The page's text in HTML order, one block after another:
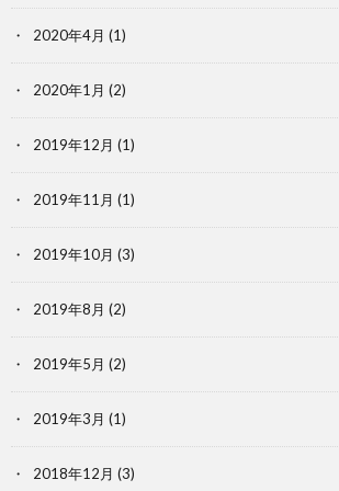
2020年4月 (1)
2020年1月 (2)
2019年12月 (1)
2019年11月 (1)
2019年10月 (3)
2019年8月 (2)
2019年5月 (2)
2019年3月 (1)
2018年12月 (3)